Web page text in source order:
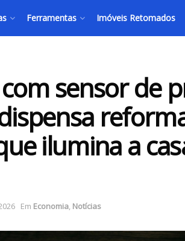
Ferramentas Imóveis Retomados
sensor de
ilumina a
Em Economia, Notícias